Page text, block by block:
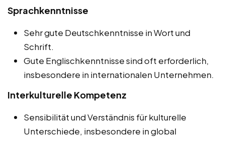
Sprachkenntnisse
Sehr gute Deutschkenntnisse in Wort und
Schrift.
Gute Englischkenntnisse sind oft erforderlich,
insbesondere in internationalen Unternehmen.
Interkulturelle Kompetenz
Sensibilität und Verständnis für kulturelle
Unterschiede, insbesondere in global